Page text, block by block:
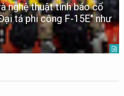
nghệ thuật tình báo cổ
tá phi công F-15E" như